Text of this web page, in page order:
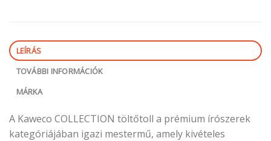
LEÍRÁS
TOVÁBBI INFORMÁCIÓK
MÁRKA
A Kaweco COLLECTION töltőtoll a prémium írószerek
kategóriájában igazi mestermű, amely kivételes